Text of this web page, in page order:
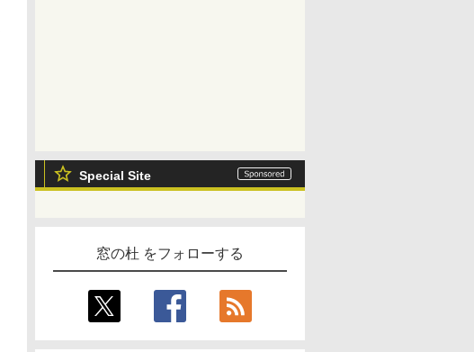
Special Site
窓の杜 をフォローする